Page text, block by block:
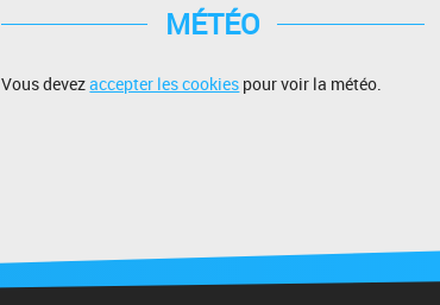
MÉTÉO
Vous devezaccepter les cookies pour voir la météo.